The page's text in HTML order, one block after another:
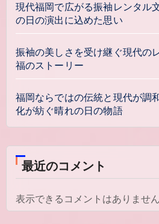
現代福岡で広がる振袖レンタル
の日の演出に込めた思い
振袖の美しさを受け継ぐ現代の
福のストーリー
福岡ならではの伝統と現代が調
化が紡ぐ晴れの日の物語
最近のコメント
表示できるコメントはありません